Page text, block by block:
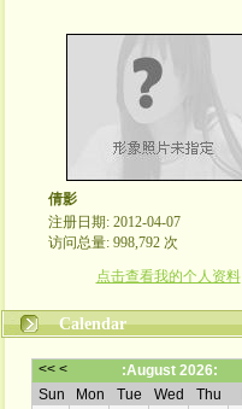
倩影
注册日期: 2012-04-07
访问总量: 998,792 次
点击查看我的个人资料
Calendar